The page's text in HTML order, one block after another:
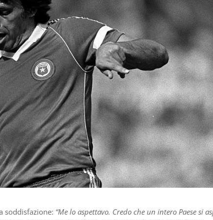
soddisfazione: “Me lo aspettavo. Credo che un intero Paese si